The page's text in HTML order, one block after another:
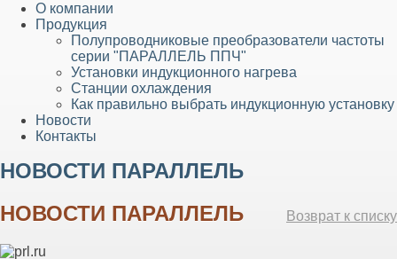
О компании
Продукция
Полупроводниковые преобразователи частоты
серии "ПАРАЛЛЕЛЬ ППЧ"
Установки индукционного нагрева
Станции охлаждения
Как правильно выбрать индукционную установку
Новости
Контакты
НОВОСТИ ПАРАЛЛЕЛЬ
НОВОСТИ ПАРАЛЛЕЛЬ
Возврат к списку